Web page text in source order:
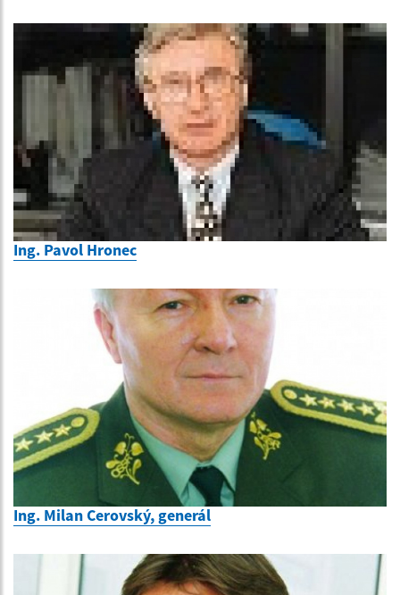
Ing. Pavol Hronec
Ing. Milan Cerovský, generál